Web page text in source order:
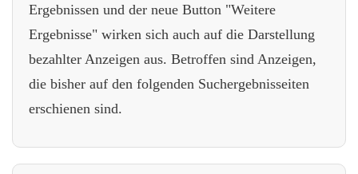
Ergebnissen und der neue Button "Weitere
Ergebnisse" wirken sich auch auf die Darstellung
bezahlter Anzeigen aus. Betroffen sind Anzeigen,
die bisher auf den folgenden Suchergebnisseiten
erschienen sind.